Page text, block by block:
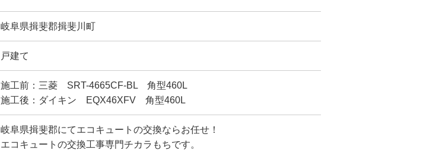
岐阜県揖斐郡揖斐川町
戸建て
施工前：三菱 SRT-4665CF-BL 角型460L
施工後：ダイキン EQX46XFV 角型460L
岐阜県揖斐郡にてエコキュートの交換ならお任せ！
エコキュートの交換工事専門チカラもちです。